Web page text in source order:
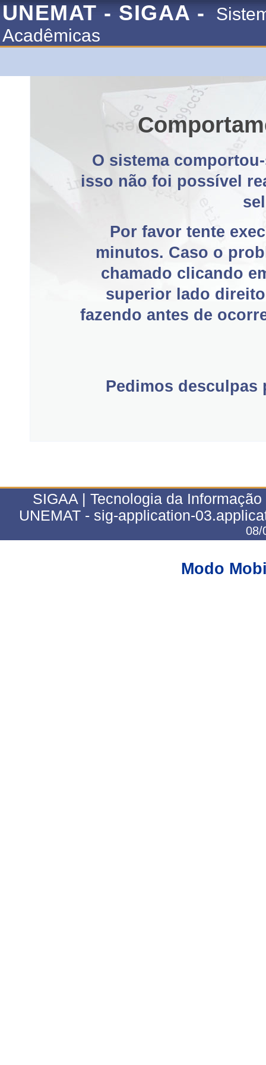
UNEMAT - SIGAA -
Acadêmicas
O sistema
isso não foi possível
Por favor tente
minutos. Caso o
chamado clicando
superior lado
fazendo antes de
Pedimos
SIGAA | Tecnologia da
UNEMAT - sig-application-
08/
Modo